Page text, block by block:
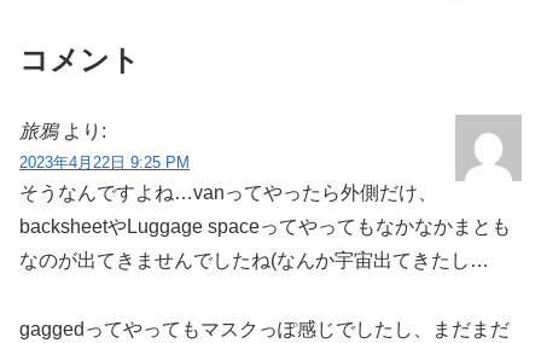
コメント
旅鴉 より:
2023年4月22日 9:25 PM
そうなんですよね…vanってやったら外側だけ、
backsheetやLuggage spaceってやってもなかなかまとも
なのが出てきませんでしたね(なんか宇宙出てきたし…
gaggedってやってもマスクっぽ感じでしたし、まだまだ